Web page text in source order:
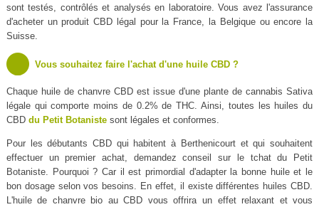
sont testés, contrôlés et analysés en laboratoire. Vous avez l'assurance
d'acheter un produit CBD légal pour la France, la Belgique ou encore la
Suisse.
Vous souhaitez faire l'achat d'une huile CBD ?
Chaque huile de chanvre CBD est issue d'une plante de cannabis Sativa
légale qui comporte moins de 0.2% de THC. Ainsi, toutes les huiles du
CBD du Petit Botanistesont légales et conformes.
Pour les débutants CBD qui habitent à Berthenicourt et qui souhaitent
effectuer un premier achat, demandez conseil sur le tchat du Petit
Botaniste. Pourquoi ? Car il est primordial d'adapter la bonne huile et le
bon dosage selon vos besoins. En effet, il existe différentes huiles CBD.
L'huile de chanvre bio au CBD vous offrira un effet relaxant et vous